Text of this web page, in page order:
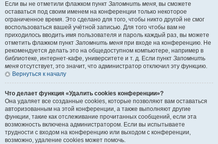
Если вы не отметили флажком пункт Запомнить меня, вы сможете
оставаться под своим именем на конференции только некоторое
ограниченное время. Это сделано для того, чтобы никто другой не смог
воспользоваться вашей учётной записью. Для того чтобы вам не
приходилось вводить имя пользователя и пароль каждый раз, вы можете
отметить флажком пункт Запомнить меня при входе на конференцию. Не
рекомендуется делать это на общедоступном компьютере, например в
библиотеке, интернет-кафе, университете и т. д. Если пункт Запомнить
меня отсутствует, это значит, что администратор отключил эту функцию.
Вернуться к началу
Что делает функция «Удалить cookies конференции»?
Она удаляет все созданные cookies, которые позволяют вам оставаться
авторизованным на этой конференции, а также выполняют другие
функции, такие как отслеживание прочитанных сообщений, если эта
возможность включена администратором. Если вы испытываете
трудности с входом на конференцию или выходом с конференции,
возможно, удаление cookies может помочь.